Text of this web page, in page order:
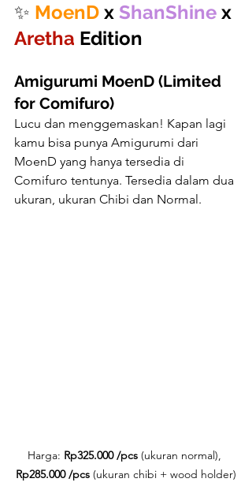
✨ MoenD x ShanShine x
Aretha Edition
Amigurumi MoenD (Limited
for Comifuro)
Lucu dan menggemaskan! Kapan lagi
kamu bisa punya Amigurumi dari
MoenD yang hanya tersedia di
Comifuro tentunya. Tersedia dalam dua
ukuran, ukuran Chibi dan Normal.
Harga: Rp325.000 /pcs (ukuran normal),
Rp285.000 /pcs (ukuran chibi + wood holder)